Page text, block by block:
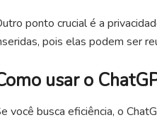
ponto crucial é a
pois elas podem ser
usar o
você busca eficiência, o